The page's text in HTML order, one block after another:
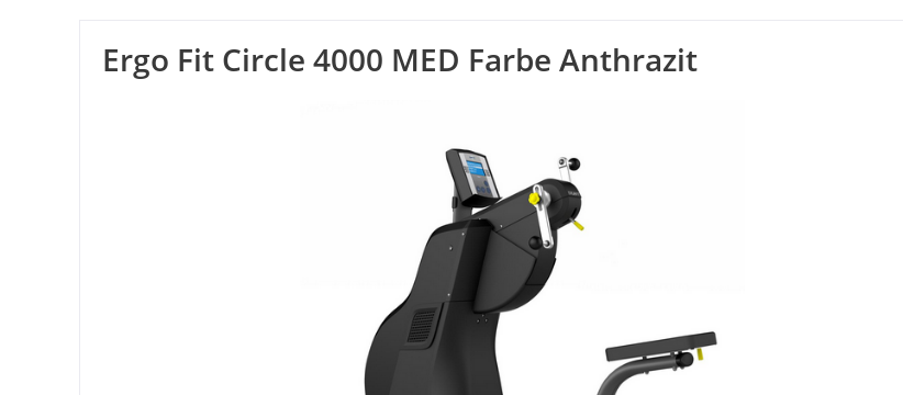
Ergo Fit Circle 4000 MED Farbe Anthrazit